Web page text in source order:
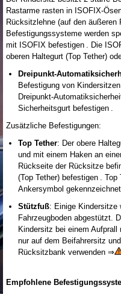
Rastarme rasten in ISOFIX-
Rücksitzlehne (auf den
Befestigungssysteme werden
mit ISOFIX befestigen . Die
oberen Haltegurt (Top Tether)
Dreipunkt-
Befestigung von
Dreipunkt-
Sicherheitsgurt befestigen .
Zusätzliche Befestigungen:
Top Tether: Der obere
und mit einem Haken an
Rückseite der Rücksitze
(Top Tether) befestigen .
Ankersymbol
Stützfuß: Einige Kindersitze
Fahrzeugboden abgestützt.
Kindersitz bei einem
nur auf dem Beifahrersitz
Rücksitzbank verwenden ⇒
Empfohlene